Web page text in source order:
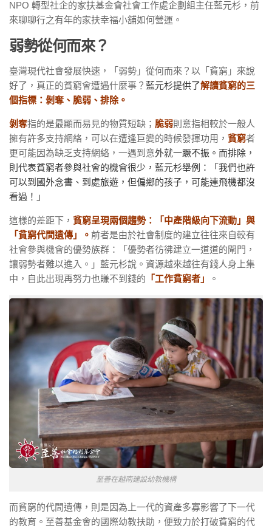
NPO 轉型社企的家扶基金會社會工作處企劃組主任藍元杉，前
來聊聊行之有年的家扶幸福小舖如何營運。
弱勢從何而來？
臺灣現代社會發展快速，「弱勢」從何而來？以「貧窮」來說
好了，真正的貧窮會遭遇什麼事？ 藍元杉提供了解讀貧窮的三
個指標： 剝奪、脆弱、排除。
剝奪指的是最顯而易見的物質短缺； 脆弱則意指相較於一般人
擁有許多支持網絡，可以在遭逢巨變的時候發揮功用， 貧窮者
更可能因為缺乏支持網絡，一遇到意外就一蹶不振。而排除，
則代表貧窮者參與社會的機會很少，藍元杉舉例：「我們也許
可以到國外念書、到處旅遊，但偏鄉的孩子，可能連飛機都沒
看過！」
這樣的差距下， 貧窮呈現兩個趨勢：
「中產階級向下流動」與
「貧窮代間遺傳」。 前者是由於社會制度的建立往往來自較有
社會參與機會的優勢族群：「優勢者彷彿建立一道道的閘門，
讓弱勢者難以進入。」藍元杉說。資源越來越往有錢人身上集
中，自此出現再努力也賺不到錢的 「工作貧窮者」 。
至善在越南建設幼教機構
而貧窮的代間遺傳，則是因為上一代的資產多寡影響了下一代
的教育。 至善基金會的國際幼教扶助，便致力於打破貧窮的代